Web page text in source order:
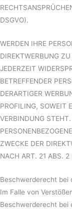
DSGVO).
WERDEN IHRE
DIREKTWERBUNG
JEDERZEIT
BETREFFENDER
DERARTIGER
PROFILING, SOWEIT
VERBINDUNG
ZWECKE DER
NACH ART. 21 ABS. 2
Beschwerde­recht bei
Im Falle von
Beschwerderecht bei